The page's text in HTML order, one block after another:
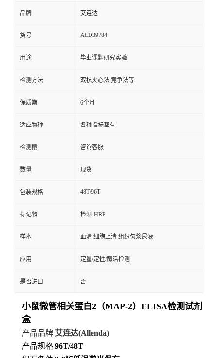
品牌 艾连达
货号 ALD39784
用途 毕业课题研究实验
检测方法 双抗夹心法,竞争法等
保质期 6个月
适应物种 各种指标都有
检测限 咨询客服
数量 现货
包装规格 48T/96T
标记物 检测-HRP
样本 血清 细胞上清 组织匀浆尿液
应用 定量/定性/酶活检测
是否进口 否
小鼠微管相关蛋白2（MAP-2）ELISA检测试剂
盒
产品品牌:艾连达(Allenda)
产品规格:96T/48T